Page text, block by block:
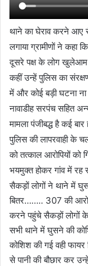
थाने का घेराव करने आए
लगाया ग्रामीणों ने कहा
दूसरे पक्ष के लोग खुलेआम
कहीं उन्हें पुलिस का
में और कोई बड़ी घटना
नावाडीह सरपंच सहित
मामला पंजीबद्ध है कई
पुलिस की लापरवाही के
को तत्काल आरोपियों को
भयमुक्त होकर गांव में रह
सैकड़ों लोगों ने थाने में
बितर…….. 307 की
करने पहुंचे सैकड़ों लोगों के
सभी थाने में घुसने की
कोशिश की गई वही फायर
से पानी की बौछार कर